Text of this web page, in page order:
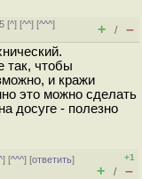
[^] [^^] [^^^]
+ / –
так, чтобы
и кражи
это можно сделать
досуге - полезно
] [^^^] [ответить]
+1
+ / –